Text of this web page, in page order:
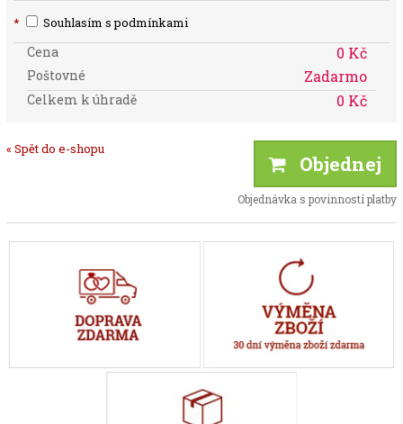
* Souhlasím s podmínkami
Cena 0 Kč
Poštovné Zadarmo
Celkem k úhradě 0 Kč
« Spět do e-shopu
Objednej
Objednávka s povinností platby